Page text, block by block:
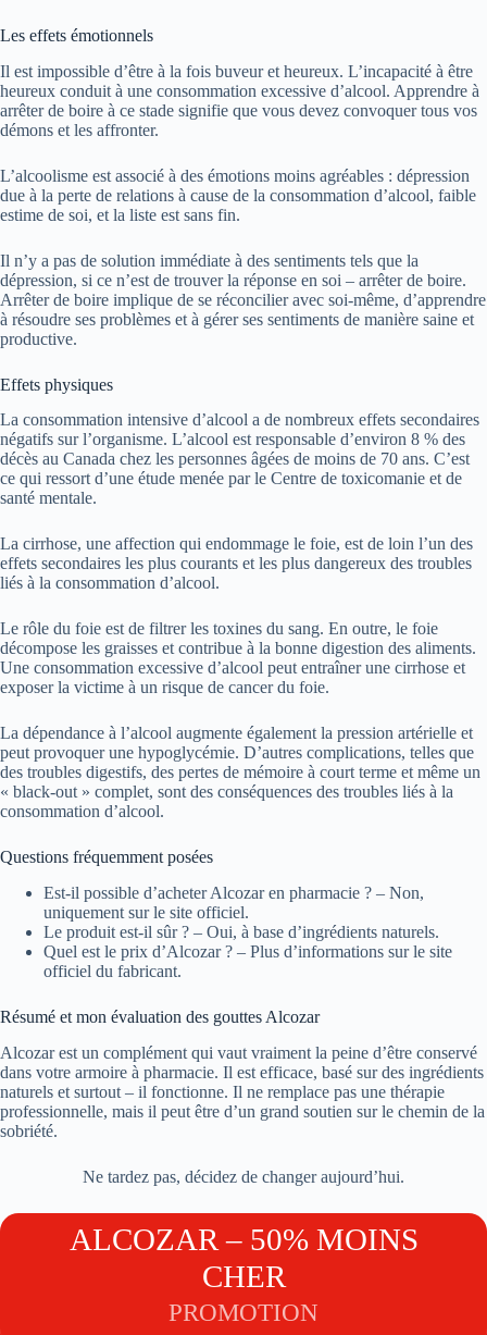
Les effets émotionnels
Il est impossible d’être à la fois buveur et heureux. L’incapacité à être
heureux conduit à une consommation excessive d’alcool. Apprendre à
arrêter de boire à ce stade signifie que vous devez convoquer tous vos
démons et les affronter.
L’alcoolisme est associé à des émotions moins agréables : dépression
due à la perte de relations à cause de la consommation d’alcool, faible
estime de soi, et la liste est sans fin.
Il n’y a pas de solution immédiate à des sentiments tels que la
dépression, si ce n’est de trouver la réponse en soi – arrêter de boire.
Arrêter de boire implique de se réconcilier avec soi-même, d’apprendre
à résoudre ses problèmes et à gérer ses sentiments de manière saine et
productive.
Effets physiques
La consommation intensive d’alcool a de nombreux effets secondaires
négatifs sur l’organisme. L’alcool est responsable d’environ 8 % des
décès au Canada chez les personnes âgées de moins de 70 ans. C’est
ce qui ressort d’une étude menée par le Centre de toxicomanie et de
santé mentale.
La cirrhose, une affection qui endommage le foie, est de loin l’un des
effets secondaires les plus courants et les plus dangereux des troubles
liés à la consommation d’alcool.
Le rôle du foie est de filtrer les toxines du sang. En outre, le foie
décompose les graisses et contribue à la bonne digestion des aliments.
Une consommation excessive d’alcool peut entraîner une cirrhose et
exposer la victime à un risque de cancer du foie.
La dépendance à l’alcool augmente également la pression artérielle et
peut provoquer une hypoglycémie. D’autres complications, telles que
des troubles digestifs, des pertes de mémoire à court terme et même un
« black-out » complet, sont des conséquences des troubles liés à la
consommation d’alcool.
Questions fréquemment posées
Est-il possible d’acheter Alcozar en pharmacie ? – Non,
uniquement sur le site officiel.
Le produit est-il sûr ? – Oui, à base d’ingrédients naturels.
Quel est le prix d’Alcozar ? – Plus d’informations sur le site
officiel du fabricant.
Résumé et mon évaluation des gouttes Alcozar
Alcozar est un complément qui vaut vraiment la peine d’être conservé
dans votre armoire à pharmacie. Il est efficace, basé sur des ingrédients
naturels et surtout – il fonctionne. Il ne remplace pas une thérapie
professionnelle, mais il peut être d’un grand soutien sur le chemin de la
sobriété.
Ne tardez pas, décidez de changer aujourd’hui.
ALCOZAR – 50% MOINS
CHER
PROMOTION